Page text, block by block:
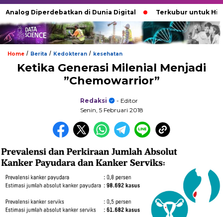
Diperdebatkan di Dunia Digital Terkubur untuk Hidup
Home / Berita / Kedokteran / kesehatan
Ketika Generasi Milenial Menjadi
”Chemowarrior”
Redaksi
- Editor
Senin, 5 Februari 2018